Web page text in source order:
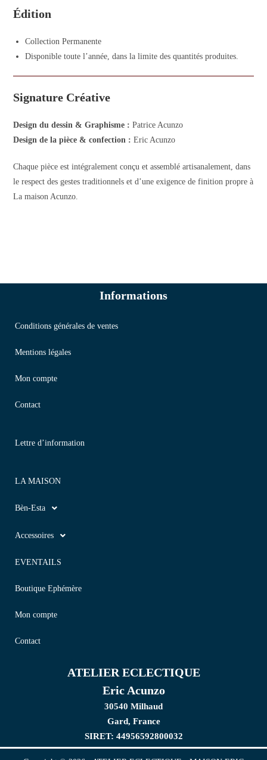
Édition
Collection Permanente
Disponible toute l’année, dans la limite des quantités produites.
Signature Créative
Design du dessin & Graphisme : Patrice Acunzo
Design de la pièce & confection : Eric Acunzo
Chaque pièce est intégralement conçu et assemblé artisanalement, dans
le respect des gestes traditionnels et d’une exigence de finition propre à
La maison Acunzo.
Informations
Conditions générales de ventes
Mentions légales
Mon compte
Contact
Lettre d’information
LA MAISON
Bèn-Esta
Accessoires
EVENTAILS
Boutique Ephémère
Mon compte
Contact
ATELIER ECLECTIQUE
Eric Acunzo
30540 Milhaud
Gard, France
SIRET: 44956592800032